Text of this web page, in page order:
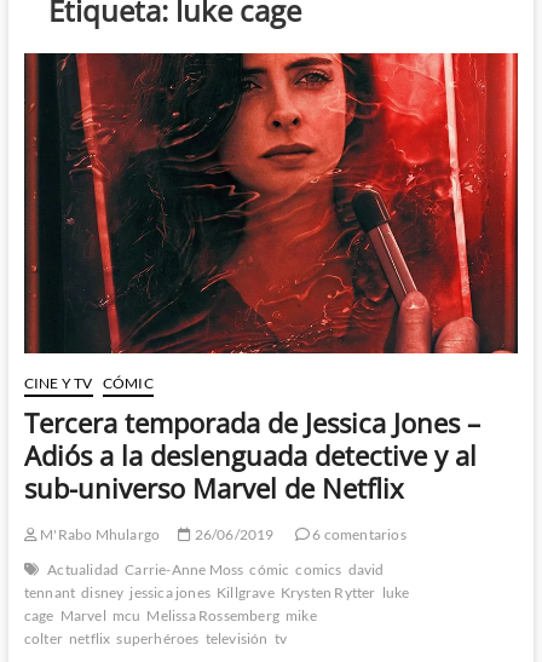
Etiqueta: luke cage
CINE Y TV CÓMIC
Tercera temporada de Jessica Jones –
Adiós a la deslenguada detective y al
sub-universo Marvel de Netflix
M'Rabo Mhulargo 26/06/2019
6 comentarios
Actualidad Carrie-Anne Moss cómic comics david
tennant disney jessica jones Killgrave Krysten Rytter luke
cage Marvel mcu Melissa Rossemberg mike
colter netflix superhéroes televisión tv